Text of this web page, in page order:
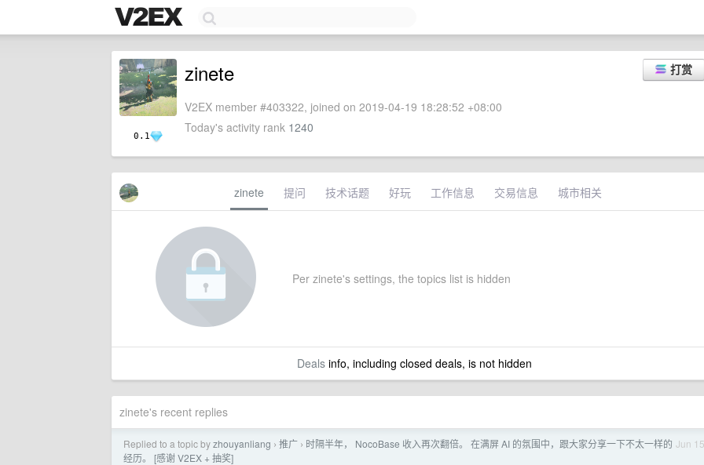
0.1
打赏
zinete
V2EX member #403322, joined on 2019-04-19 18:28:52 +08:00
Today's activity rank 1240
zinete 提问 技术话题 好玩 工作信息 交易信息 城市相关
Per zinete's settings, the topics list is hidden
Dealsinfo, including closed deals, is not hidden
zinete's recent replies
Jun 15
Replied to a topic byzhouyanliang › 推广 › 时隔半年， NocoBase 收入再次翻倍。 在满屏 AI 的氛围中，跟大家分享一下不太一样的
经历。 [感谢 V2EX + 抽奖]